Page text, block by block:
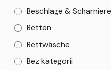
Beschläge & Scharniere
Betten
Bettwäsche
Bez kategorii